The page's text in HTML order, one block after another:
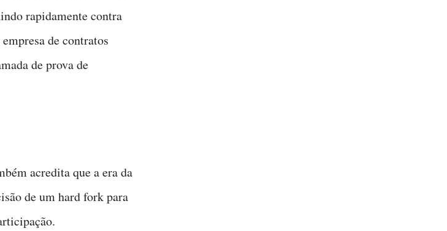
rapidamente contra
de contratos
de prova de
acredita que a era da
de um hard fork para